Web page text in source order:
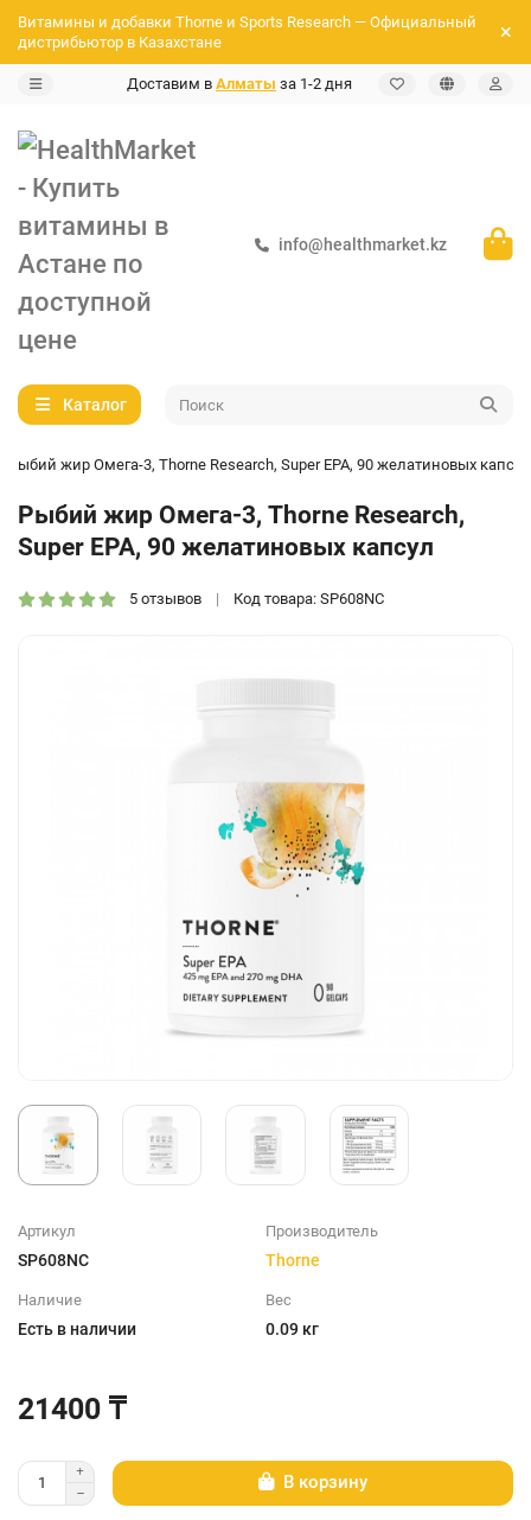
Витамины и добавки Thorne и Sports Resеarch — Официальный
дистрибьютор в Казахстане
Доставим в Алматы за 1-2 дня
info@healthmarket.kz
Каталог
Рыбий жир Омега-3, Thorne Research, Super EPA, 90 желатиновых капсул
Рыбий жир Омега-3, Thorne Research,
Super EPA, 90 желатиновых капсул
5 отзывов Код товара: SP608NC
Артикул
SP608NC
Производитель
Thorne
Наличие
Есть в наличии
Вес
0.09 кг
21400 ₸
В корзину